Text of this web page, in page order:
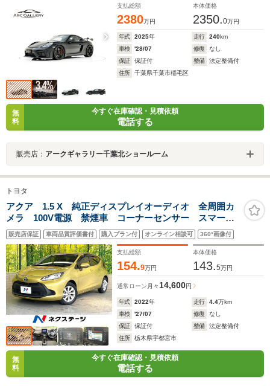
支払総額
2380万円
本体価格
2350.0万円
年式 2025年 走行 240km
車検
'28/07 修復
なし
保証
保証付 整備
法定整備付
住所
千葉県千葉市稲毛区
無
料
今すぐ在庫確認・見積依頼
電話する
販売店： アークギャラリー千葉北ショールーム
トヨタ
アクア 1.5 X 純正ディスプレイオーディオ 全周囲カ
メラ 100V電源 禁煙車 コーナーセンサー スマート
キー LEDヘッド ビルトインETC 純正15インチアル
ミ オートハイビーム 車線逸脱警報 オートライト
販売店保証 車両品質評価書付 購入プラン付 オンライン相談可 360°画像付
支払総額
154.9万円
本体価格
143.5万円
通常ローン 月々 14,600円
年式 2022年 走行 4.4万km
車検
'27/07 修復
なし
保証
保証付 整備
法定整備付
住所
栃木県宇都宮市
無
料
今すぐ在庫確認・見積依頼
電話する